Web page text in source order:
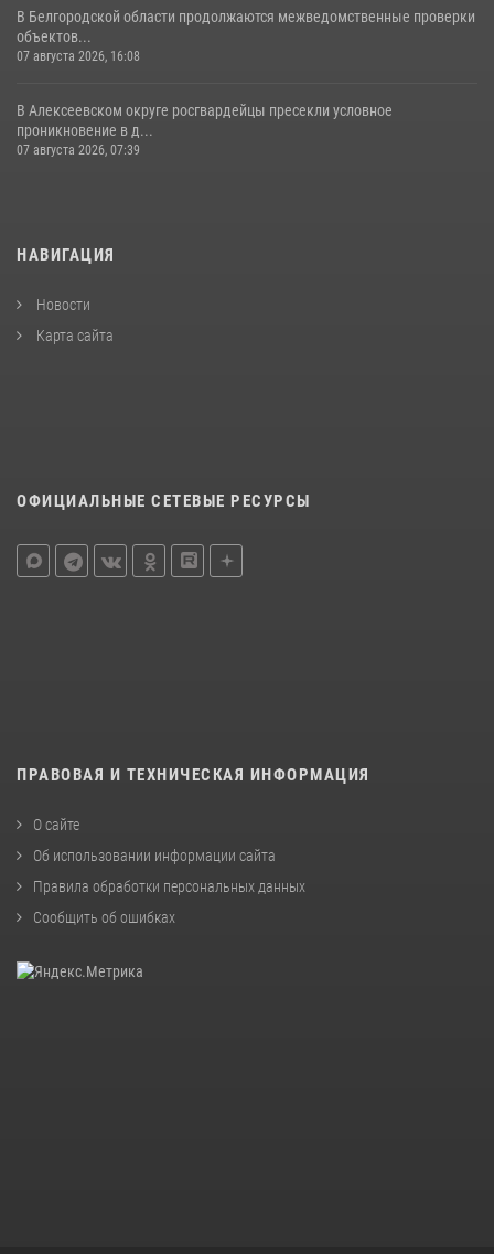
В Белгородской области продолжаются межведомственные проверки
объектов...
07 августа 2026, 16:08
В Алексеевском округе росгвардейцы пресекли условное
проникновение в д...
07 августа 2026, 07:39
НАВИГАЦИЯ
Новости
Карта сайта
ОФИЦИАЛЬНЫЕ СЕТЕВЫЕ РЕСУРСЫ
ПРАВОВАЯ И ТЕХНИЧЕСКАЯ ИНФОРМАЦИЯ
О сайте
Об использовании информации сайта
Правила обработки персональных данных
Сообщить об ошибках